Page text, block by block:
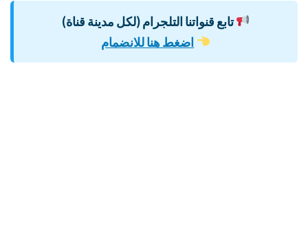
تابع قنواتنا التلجرام (لكل مدينة قناة)
اضغط هنا للانضمام